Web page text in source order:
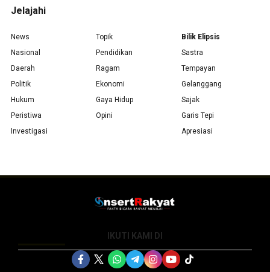
Jelajahi
News
Nasional
Daerah
Politik
Hukum
Peristiwa
Investigasi
Topik
Pendidikan
Ragam
Ekonomi
Gaya Hidup
Opini
Bilik Elipsis
Sastra
Tempayan
Gelanggang
Sajak
Garis Tepi
Apresiasi
IKUTI KAMI DI